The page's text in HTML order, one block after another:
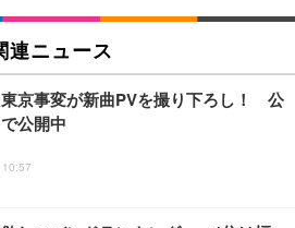
オフィスチェア／デスクチェア メッシ
間工学 疲れない ブラック
ィスチェア デスクチェア 疲れない テレ
ア 強化バックレスト 30度ロッキング機
椅子 腰サポート 90度跳ね上げ式アーム
ス向けプレミアムモニター | FlexScan
ゲーミングモニター DualSense 充電
CFI-ZDM1J）
シック ペットシーツ 厚型 ワイド 42枚
ホワイト(吸収面:ライトブルー)
イフ ネオ・オムツ L 中型犬用 26枚入
連ニュース
京事変が新曲PVを撮り下ろし！ 公
公開中